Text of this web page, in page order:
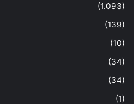
(1.093)
(139)
(10)
(34)
(34)
(1)